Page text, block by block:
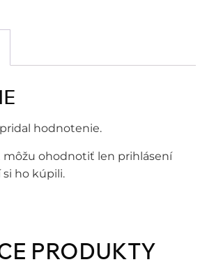
hodnotenie.
ohodnotiť len prihlásení
si ho kúpili.
PRODUKTY